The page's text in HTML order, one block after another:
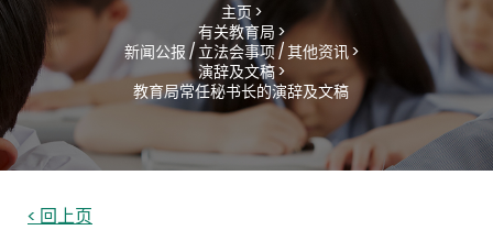
主页 >
有关教育局 >
新闻公报 / 立法会事项 / 其他资讯 >
演辞及文稿 >
教育局常任秘书长的演辞及文稿
< 回上页